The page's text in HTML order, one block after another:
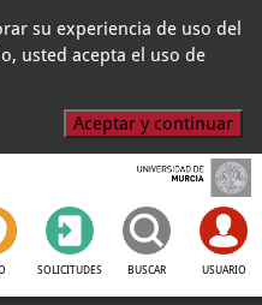
su experiencia de uso del
usted acepta el uso de
Aceptar y continuar
SOLICITUDES BUSCAR USUARIO